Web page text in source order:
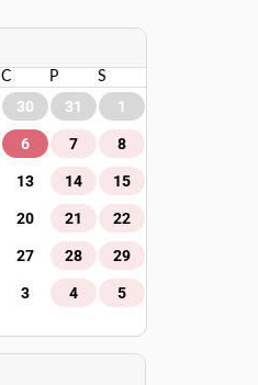
C P S
30 31 1
6 7 8
13 14 15
20 21 22
27 28 29
3 4 5